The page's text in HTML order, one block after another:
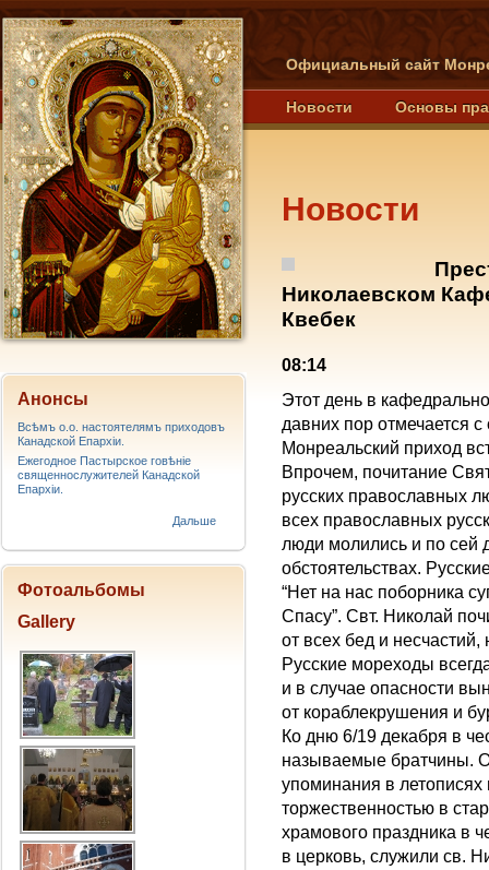
Официальный сайт
Новости Основы
Новости
Николаевском
Квебек
08:14
Этот день в
давних пор отмечается
Монреальский приход
Впрочем, почитание
русских православных
всех православных
люди молились и по сей
обстоятельствах.
“Нет на нас поборника
Спасу”. Свт. Николай
от всех бед и
Русские мореходы
и в случае опасности
от кораблекрушения и
Ко дню 6/19 декабря в
называемые братчины.
упоминания в
торжественностью в
храмового праздника в
в церковь, служили св.
Анонсы
Всѣмъ о.о. настоятелямъ приходовъ
Канадской Епархiи.
Ежегодное Пастырское говѣніе
священнослужителей Канадской
Епархіи.
Дальше
Фотоальбомы
Gallery